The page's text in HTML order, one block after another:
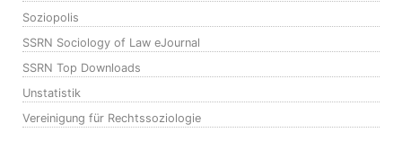
Soziopolis
SSRN Sociology of Law eJournal
SSRN Top Downloads
Unstatistik
Vereinigung für Rechtssoziologie